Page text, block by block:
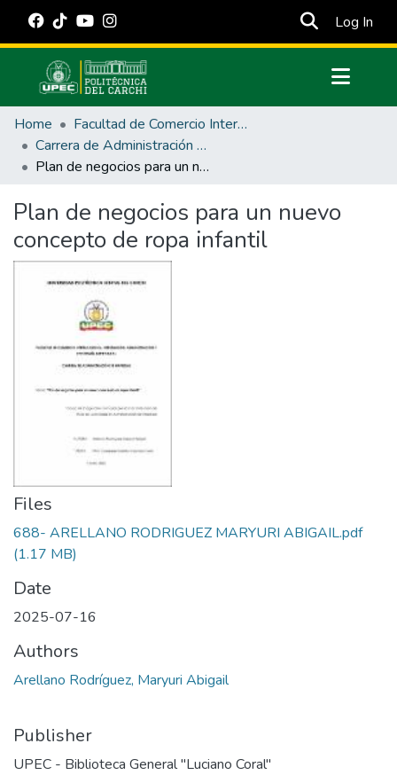
Log In
Communities & Collections
All of DSpace
Statistics
Estadísticas Externas
Manuales
Home
Facultad de Comercio Internacional, Integración, Administración y Economía Empresarial
Carrera de Administración de Empresas y Marketing
Plan de negocios para un nuevo concepto de ropa infantil
Plan de negocios para un nuevo
concepto de ropa infantil
Files
688- ARELLANO RODRIGUEZ MARYURI ABIGAIL.pdf
(1.17 MB)
Date
2025-07-16
Authors
Arellano Rodríguez, Maryuri Abigail
Publisher
UPEC - Biblioteca General "Luciano Coral"